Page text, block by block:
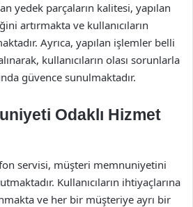
yedek parçaların kalitesi, yapılan
artırmakta ve kullanıcıların
Ayrıca, yapılan işlemler belli
kullanıcıların olası sorunlarla
güvence sunulmaktadır.
Odaklı Hizmet
servisi, müşteri memnuniyetini
Kullanıcıların ihtiyaçlarına
ve her bir müşteriye ayrı bir